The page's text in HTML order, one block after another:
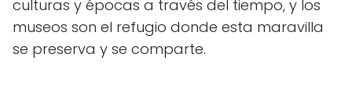
culturas y épocas a través del tiempo, y los
museos son el refugio donde esta maravilla
se preserva y se comparte.